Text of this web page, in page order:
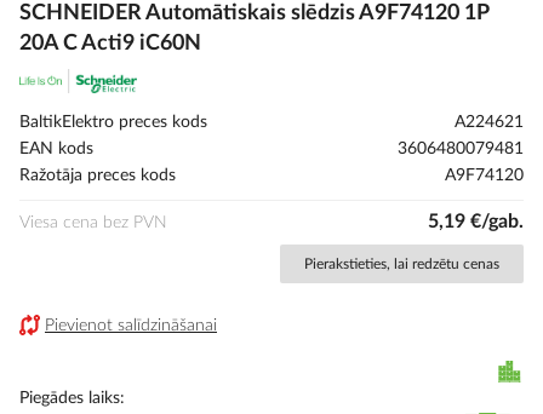
uz
galerijas
SCHNEIDER Automātiskais slēdzis A9F74120 1P
20A C Acti9 iC60N
BaltikElektro preces kods
A224621
EAN kods
3606480079481
Ražotāja preces kods
A9F74120
Viesa cena bez PVN 5,19 €/gab.
Pierakstieties, lai redzētu cenas
Pievienot salīdzināšanai
Piegādes laiks